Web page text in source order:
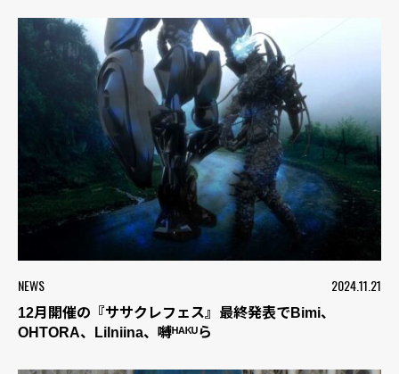
NEWS 2024.11.21
12月開催の『ササクレフェス』最終発表でBimi、
OHTORA、Lilniina、嚩ᴴᴬᴷᵁら